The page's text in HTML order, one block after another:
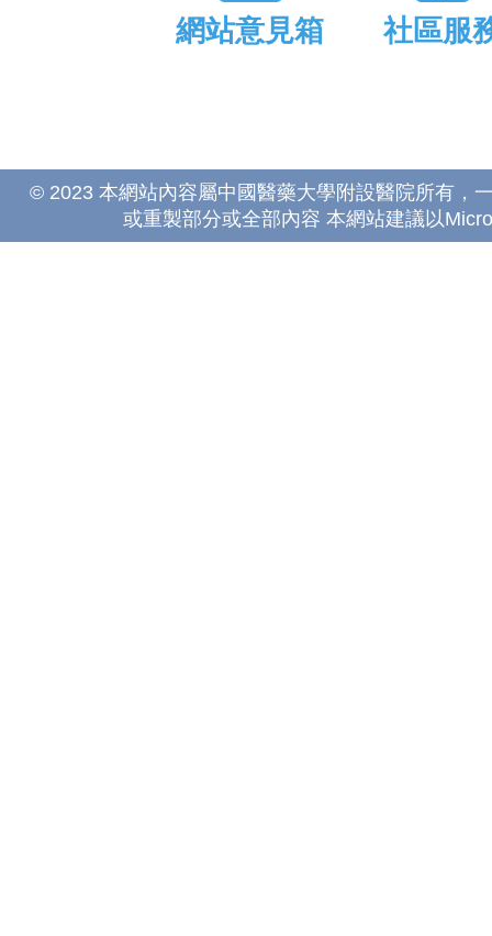
網站意見箱 社區服
© 2023 本網站內容屬中國醫藥大學附設醫院所有，
或重製部分或全部內容 本網站建議以